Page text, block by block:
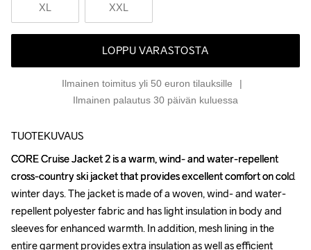
XL XXL
LOPPU VARASTOSTA
Ilmainen toimitus yli 50 euron tilauksille
Ilmainen palautus 30 päivän kuluessa
TUOTEKUVAUS
CORE Cruise Jacket 2 is a warm, wind- and water-repellent
cross-country ski jacket that provides excellent comfort on cold
winter days. The jacket is made of a woven, wind- and water-
repellent polyester fabric and has light insulation in body and
sleeves for enhanced warmth. In addition, mesh lining in the
entire garment provides extra insulation as well as efficient
CORE Cruise Jacket 2 is a warm, wind- and water-repellent
cross-country ski jacket that provides excellent comfort on cold
winter days. The jacket is made of a woven, wind- and water-
repellent polyester fabric and has light insulation in body and
sleeves for enhanced warmth. In addition, mesh lining in the
entire garment provides extra insulation as well as efficient